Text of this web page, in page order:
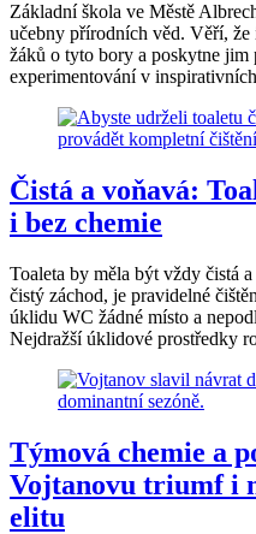
Základní škola ve Městě
učebny přírodních věd. Věří, že
žáků o tyto bory a poskytne
experimentování v
Čistá a voňavá:
i bez chemie
Toaleta by měla být vždy čistá
čistý záchod, je pravidelné
úklidu WC žádné místo a
Nejdražší úklidové prostředky
Týmová chemie a
Vojtanovu triumf i
elitu